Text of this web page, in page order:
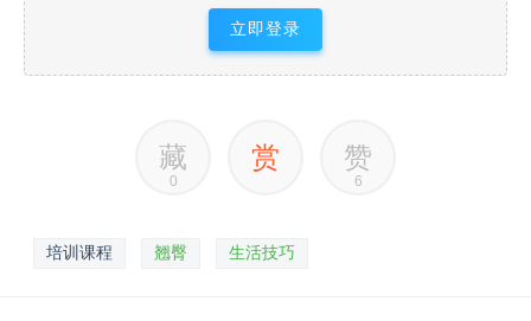
立即登录
藏
0
赏 赞
6
培训课程 翘臀 生活技巧